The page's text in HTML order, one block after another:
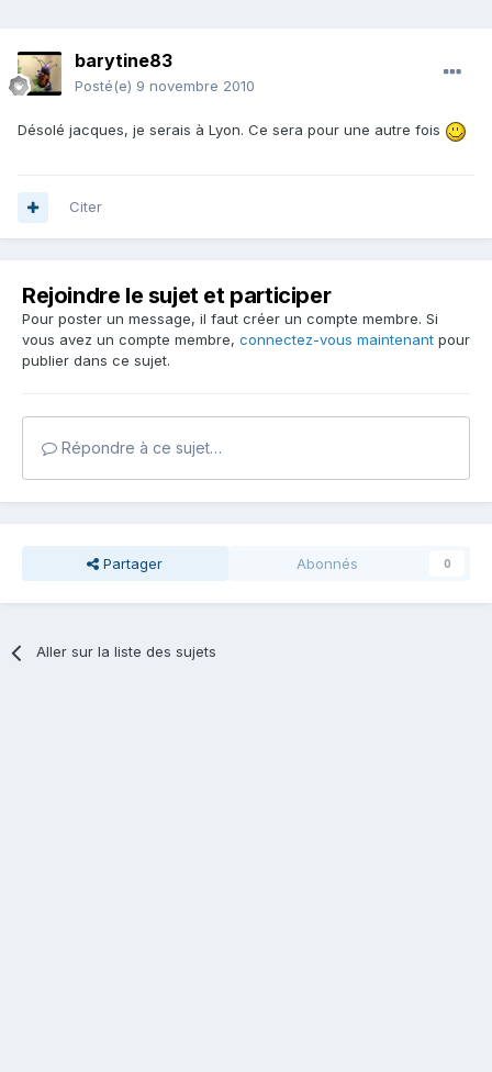
barytine83
Posté(e) 9 novembre 2010
Désolé jacques, je serais à Lyon. Ce sera pour une autre fois
Citer
Rejoindre le sujet et participer
Pour poster un message, il faut créer un compte membre. Si
vous avez un compte membre, connectez-vous maintenant pour
publier dans ce sujet.
Répondre à ce sujet…
Partager Abonnés 0
Aller sur la liste des sujets